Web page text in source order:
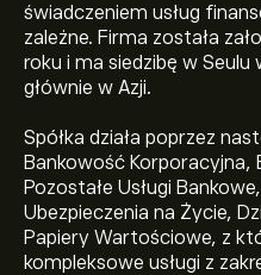
świadczeniem usług
zależne. Firma została
roku i ma siedzibę w Seulu
głównie w Azji.
Spółka działa poprzez
Bankowość Korporacyjna,
Pozostałe Usługi
Ubezpieczenia na Życie,
Papiery Wartościowe, z
kompleksowe usługi z